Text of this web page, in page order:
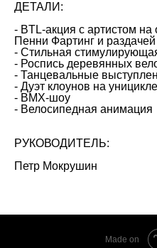
ДЕТАЛИ:
- BTL-акция с артистом
Пенни Фартинг и
- Стильная
- Роспись деревянных
- Танцевальные
- Дуэт клоунов на уницикле
- BMX-шоу
- Велосипедная анимация
РУКОВОДИТЕЛЬ:
Петр Мокрушин
Made on